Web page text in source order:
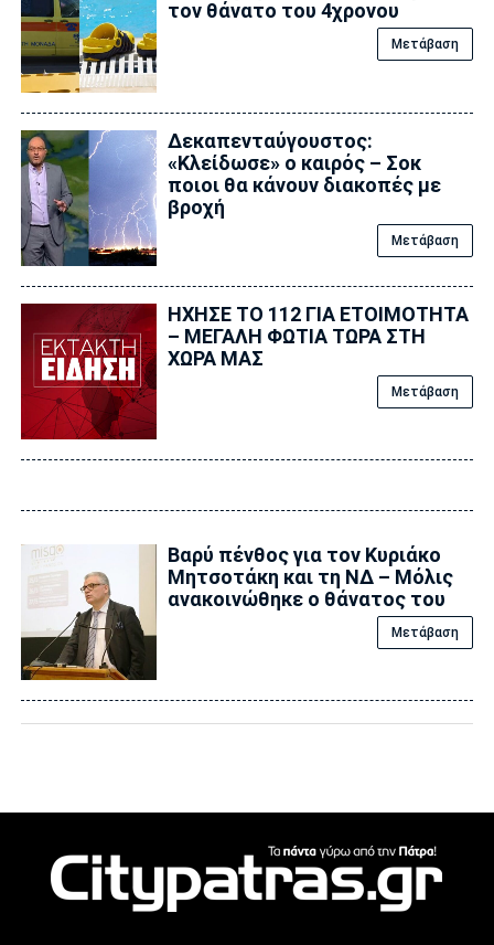
τον θάνατο του 4χρονου
Μετάβαση
Δεκαπενταύγουστος:
«Κλείδωσε» ο καιρός – Σoκ
ποιοι θα κάνουν διακοπές με
βροχή
Μετάβαση
ΗΧΗΣΕ ΤΟ 112 ΓΙΑ ΕΤΟΙΜΟΤΗΤΑ
– ΜΕΓΑΛΗ ΦΩΤΙΑ ΤΩΡΑ ΣΤΗ
ΧΩΡΑ ΜΑΣ
Μετάβαση
Βαρύ πένθος για τον Κυριάκο
Μητσοτάκη και τη ΝΔ – Μόλις
ανακοινώθηκε ο θάνατος του
Μετάβαση